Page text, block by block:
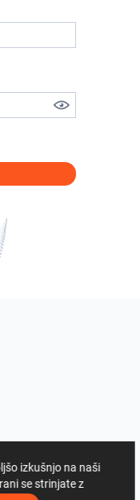
izkušnjo na naši
se strinjate z